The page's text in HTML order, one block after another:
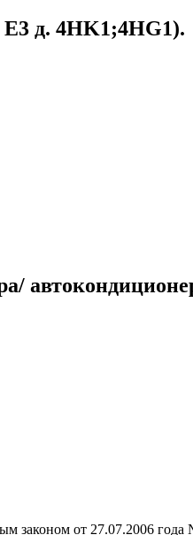
д. 4HK1;4HG1).
законом от 27.07.2006